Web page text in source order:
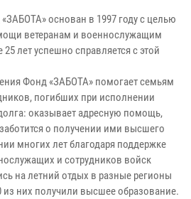
основан в 1997 году с целью
ветеранам и военнослужащим
лет успешно справляется с этой
Фонд «ЗАБОТА» помогает семьям
погибших при исполнении
оказывает адресную помощь,
о получении ими высшего
многих лет благодаря поддержке
и сотрудников войск
на летний отдых в разные регионы
из них получили высшее образование.